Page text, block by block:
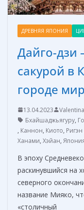
ДРЕВНЯЯ ЯПОНИЯ
Дайго-дзи
сакурой в
городе
13.04.2023
Бхайшаджьягуру,
, Каннон, Киото,
Ханами, Хэйан,
В эпоху
раскинувшийся на
северного
название Мияко,
«столичный